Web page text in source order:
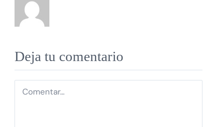
Deja tu comentario
Comentar